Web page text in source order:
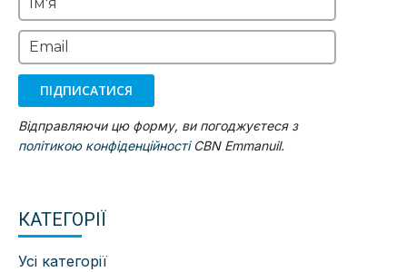
Email
ПІДПИСАТИСЯ
Відправляючи цю форму, ви погоджуєтеся з
політикою конфіденційностіCBN Emmanuil.
КАТЕГОРІЇ
Усі категорії